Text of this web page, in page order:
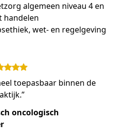
algemeen niveau 4 en
handelen
wet- en regelgeving
toepasbaar binnen de
oncologisch